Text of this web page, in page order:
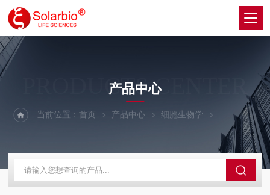
PRODUCTS CENTER
产品中心
当前位置：首页 产品中心 细胞生物学 细胞生长因子